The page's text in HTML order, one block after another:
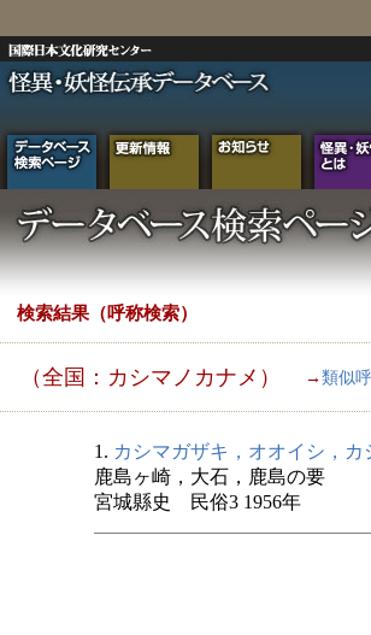
検索結果（呼称検索）
（全国：カシマノカナメ） → 類似
1. カシマガザキ，オオイシ，カ
鹿島ヶ崎，大石，鹿島の要
宮城縣史 民俗3 1956年